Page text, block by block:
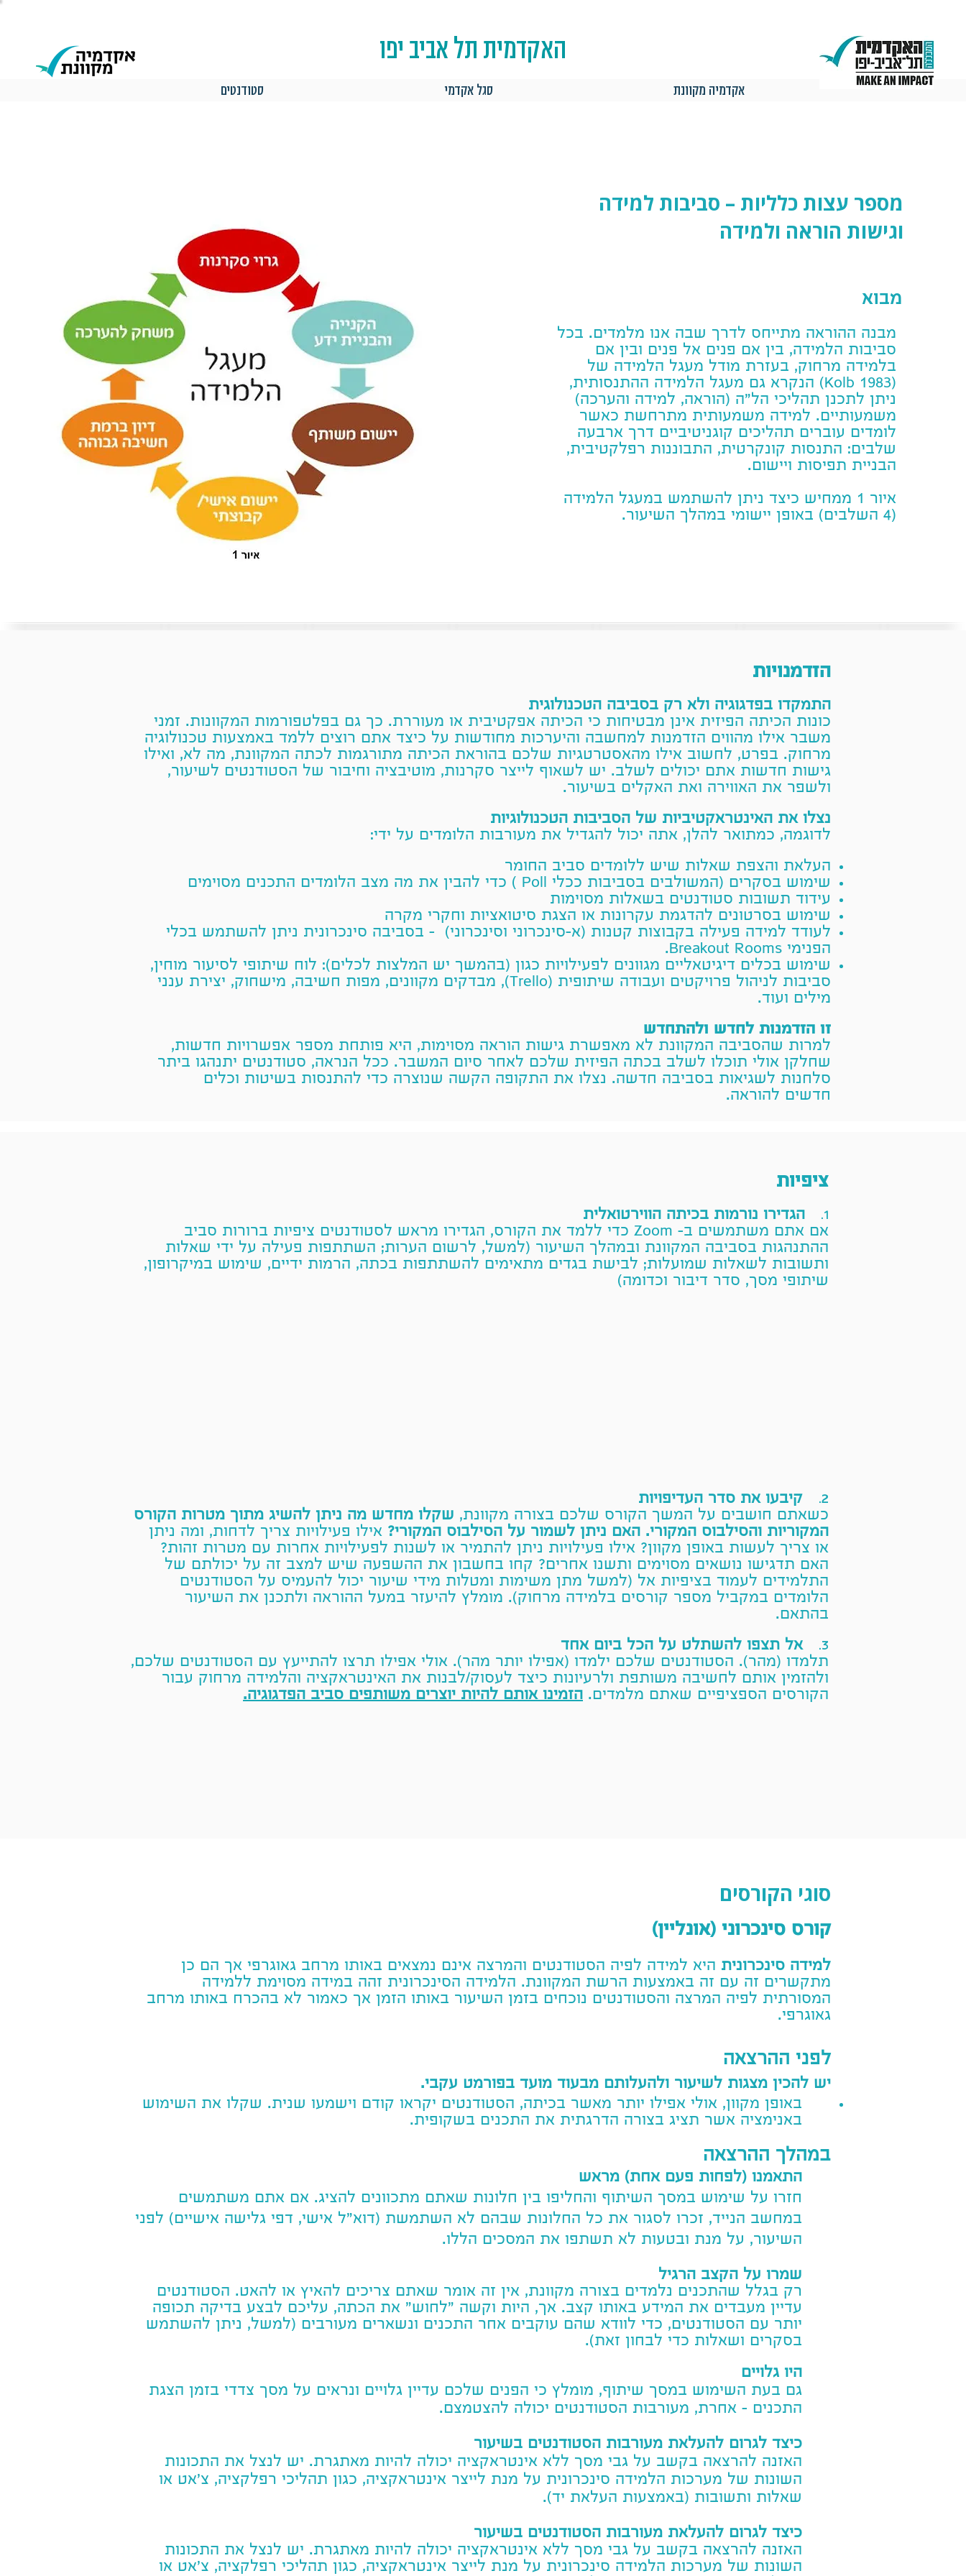
האקדמית תל אביב יפו
אקדמיה מקוונת סגל אקדמי סטודנטים
מספר עצות כלליות – סביבות למידה
וגישות הוראה ולמידה
מבוא
מבנה ההוראה מתייחס לדרך שבה אנו מלמדים. בכל
סביבות הלמידה, בין אם פנים אל פנים ובין אם
בלמידה מרחוק, בעזרת מודל מעגל הלמידה של
(Kolb 1983)
הנקרא גם מעגל הלמידה ההתנסותית,
ניתן לתכנן תהליכי הל"ה (הוראה, למידה והערכה)
משמעותיים. למידה משמעותית מתרחשת כאשר
לומדים עוברים תהליכים קוגניטיביים דרך ארבעה
שלבים: התנסות קונקרטית, התבוננות רפלקטיבית,
הבניית תפיסות ויישום.
איור 1 ממחיש כיצד ניתן להשתמש במעגל הלמידה
(4 השלבים) באופן יישומי במהלך השיעור.
הזדמנויות
התמקדו בפדגוגיה ולא רק בסביבה הטכנולוגית
כונות הכיתה הפיזית אינן מבטיחות כי הכיתה אפקטיבית או מעוררת. כך גם בפלטפורמות המקוונות. זמני
משבר אילו מהווים הזדמנות למחשבה והיערכות מחודשות על כיצד אתם רוצים ללמד באמצעות טכנולוגיה
מרחוק. בפרט, לחשוב אילו מהאסטרטגיות שלכם בהוראת הכיתה מתורגמות לכתה המקוונת, מה לא, ואילו
גישות חדשות אתם יכולים לשלב. יש לשאוף לייצר סקרנות, מוטיבציה וחיבור של הסטודנטים לשיעור,
ולשפר את האווירה ואת האקלים בשיעור.
נצלו את האינטראקטיביות של הסביבות הטכנולוגיות
לדוגמה, כמתואר להלן, אתה יכול להגדיל את מעורבות הלומדים על ידי:
העלאת והצפת שאלות שיש ללומדים סביב החומר
שימוש בסקרים (המשולבים בסביבות ככלי
) כדי להבין את מה מצב הלומדים התכנים מסוימים
עידוד תשובות סטודנטים בשאלות מסוימות
שימוש בסרטונים להדגמת עקרונות או הצגת סיטואציות וחקרי מקרה
לעודד למידה פעילה בקבוצות קטנות (א-סינכרוני וסינכרוני) - בסביבה סינכרונית ניתן להשתמש בכלי
הפנימי Breakout Rooms
.
שימוש בכלים דיגיטאליים מגוונים לפעילויות כגון (בהמשך יש המלצות לכלים): לוח שיתופי לסיעור מוחין,
סביבות לניהול פרויקטים ועבודה שיתופית (Trello), מבדקים מקוונים, מפות חשיבה, מישחוק, יצירת ענני
מילים ועוד.
זו הזדמנות לחדש ולהתחדש
למרות שהסביבה המקוונת לא מאפשרת גישות הוראה מסוימות, היא פותחת מספר אפשרויות חדשות,
שחלקן אולי תוכלו לשלב בכתה הפיזית שלכם לאחר סיום המשבר. ככל הנראה, סטודנטים יתנהגו ביתר
סלחנות לשגיאות בסביבה חדשה. נצלו את התקופה הקשה שנוצרה כדי להתנסות בשיטות וכלים
חדשים להוראה.
ציפיות
1.
הגדירו נורמות בכיתה הווירטואלית
אם אתם משתמשים ב- Zoom כדי ללמד את הקורס, הגדירו מראש לסטודנטים ציפיות ברורות סביב
ההתנהגות בסביבה המקוונת ובמהלך השיעור (למשל, לרשום הערות; השתתפות פעילה על ידי שאלות
ותשובות לשאלות שמועלות; לבישת בגדים מתאימים להשתתפות בכתה, הרמות ידיים, שימוש במיקרופון,
שיתופי מסך, סדר דיבור וכדומה)
2.
קיבעו את סדר העדיפויות
כשאתם חושבים על המשך הקורס שלכם בצורה מקוונת, שקלו מחדש מה ניתן להשיג מתוך מטרות הקורס
המקוריות והסילבוס המקורי. האם ניתן לשמור על הסילבוס המקורי? אילו פעילויות צריך לדחות, ומה ניתן
או צריך לעשות באופן מקוון? אילו פעילויות ניתן להתמיר או לשנות לפעילויות אחרות עם מטרות זהות?
האם תדגישו נושאים מסוימים ותשנו אחרים? קחו בחשבון את ההשפעה שיש למצב זה על יכולתם של
התלמידים לעמוד בציפיות אל (למשל מתן משימות ומטלות מידי שיעור יכול להעמיס על הסטודנטים
הלומדים במקביל מספר קורסים בלמידה מרחוק). מומלץ להיעזר במעל ההוראה ולתכנן את השיעור
בהתאם.
3.
אל תצפו להשתלט על הכל ביום אחד
תלמדו (מהר). הסטודנטים שלכם ילמדו (אפילו יותר מהר). אולי אפילו תרצו להתייעץ עם הסטודנטים שלכם,
ולהזמין אותם לחשיבה משותפת ולרעיונות כיצד לעסוק/לבנות את האינטראקציה והלמידה מרחוק עבור
הקורסים הספציפיים שאתם מלמדים. הזמינו אותם להיות יוצרים משותפים סביב הפדגוגיה.
סוגי הקורסים
קורס סינכרוני (אונליין)
למידה סינכרונית היא למידה לפיה הסטודנטים והמרצה אינם נמצאים באותו מרחב גאוגרפי אך הם כן
מתקשרים זה עם זה באמצעות הרשת המקוונת. הלמידה הסינכרונית זהה במידה מסוימת ללמידה
המסורתית לפיה המרצה והסטודנטים נוכחים בזמן השיעור באותו הזמן אך כאמור לא בהכרח באותו מרחב
גאוגרפי.
לפני ההרצאה
​יש להכין מצגות לשיעור ולהעלותם מבעוד מועד בפורמט עקבי.
באופן מקוון, אולי אפילו יותר מאשר בכיתה, הסטודנטים יקראו קודם וישמעו שנית. שקלו את השימוש
באנימציה אשר תציג בצורה הדרגתית את התכנים בשקופית.
במהלך ההרצאה
התאמנו (לפחות פעם אחת) מראש
חזרו על שימוש במסך השיתוף והחליפו בין חלונות שאתם מתכוונים להציג. אם אתם משתמשים
במחשב הנייד, זכרו לסגור את כל החלונות שבהם לא השתמשת (דוא"ל אישי, דפי גלישה אישיים) לפני
השיעור, על מנת ובטעות לא תשתפו את המסכים הללו.
שמרו על הקצב הרגיל
רק בגלל שהתכנים נלמדים בצורה מקוונת, אין זה אומר שאתם צריכים להאיץ או להאט. הסטודנטים
עדיין מעבדים את המידע באותו קצב. אך, היות וקשה ״לחוש״ את הכתה, עליכם לבצע בדיקה תכופה
יותר עם הסטודנטים, כדי לוודא שהם עוקבים אחר התכנים ונשארים מעורבים (למשל, ניתן להשתמש
בסקרים ושאלות כדי לבחון זאת).
היו גלויים
גם בעת השימוש במסך שיתוף, מומלץ כי הפנים שלכם עדיין גלויים ונראים על מסך צדדי בזמן הצגת
התכנים - אחרת, מעורבות הסטודנטים יכולה להצטמצם.
כיצד לגרום להעלאת מעורבות הסטודנטים בשיעור
האזנה להרצאה בקשב על גבי מסך ללא אינטראקציה יכולה להיות מאתגרת. יש לנצל את התכונות
השונות של מערכות הלמידה סינכרונית על מנת לייצר אינטראקציה, כגון תהליכי רפלקציה, צ'אט או
שאלות ותשובות (באמצעות העלאת יד).
כיצד לגרום להעלאת מעורבות הסטודנטים בשיעור
האזנה להרצאה בקשב על גבי מסך ללא אינטראקציה יכולה להיות מאתגרת. יש לנצל את התכונות
השונות של מערכות הלמידה סינכרונית על מנת לייצר אינטראקציה, כגון תהליכי רפלקציה, צ'אט או